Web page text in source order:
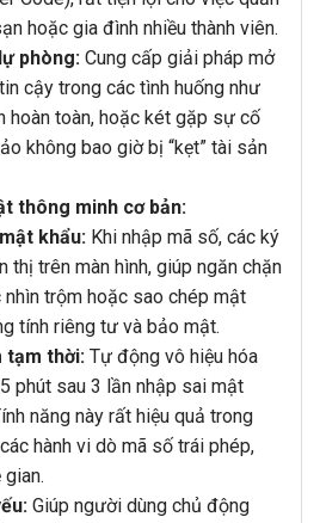
hoặc gia đình nhiều thành viên.
phòng:Cung cấp giải pháp mở
cậy trong các tình huống như
hoàn toàn, hoặc két gặp sự cố
không bao giờ bị “kẹt” tài sản
thông minh cơ bản:
khẩu:Khi nhập mã số, các ký
thị trên màn hình, giúp ngăn chặn
trộm hoặc sao chép mật
tính riêng tư và bảo mật.
tạm thời:Tự động vô hiệu hóa
phút sau 3 lần nhập sai mật
năng này rất hiệu quả trong
hành vi dò mã số trái phép,
gian.
Giúp người dùng chủ động